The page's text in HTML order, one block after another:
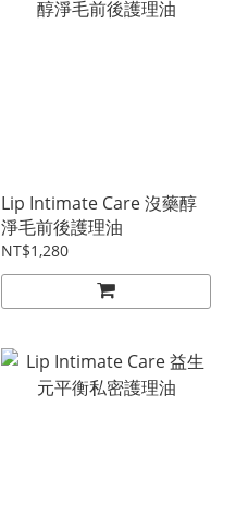
Lip Intimate Care 沒藥醇
淨毛前後護理油
NT$1,280